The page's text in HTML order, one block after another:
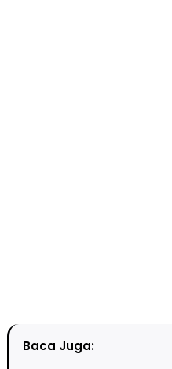
Baca Juga: